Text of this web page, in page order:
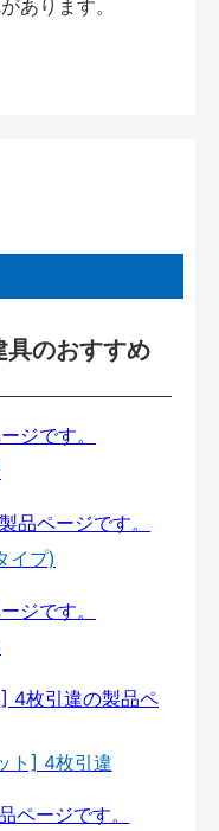
あります。
具のおすすめ
イプ)
ト] 4枚引違